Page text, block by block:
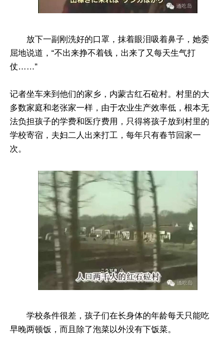
放下一副刚洗好的口罩，抹着眼泪吸着鼻子，她委
屈地说道，“不出来挣不着钱，出来了又每天生气打
仗……”
记者坐车来到他们的家乡，内蒙古红石砬村。村里的大
多数家庭和老张家一样，由于农业生产效率低，根本无
法负担孩子的学费和医疗费用，只得将孩子放到村里的
学校寄宿，夫妇二人出来打工，每年只有春节回家一
次。
学校条件很差，孩子们在长身体的年龄每天只能吃
早晚两顿饭，而且除了泡菜以外没有下饭菜。